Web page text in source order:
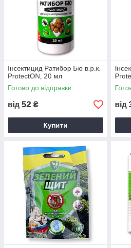
Інсектицид Ратибор Біо в.р.к.
ProtectON, 20 мл
Готово до відправки
від 52 ₴
Купити
від